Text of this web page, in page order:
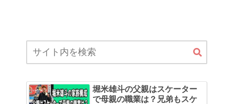
堀米雄斗の父親はスケーター
で母親の職業は？兄弟もスケ